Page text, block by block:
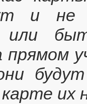
и не
или
прямом
их